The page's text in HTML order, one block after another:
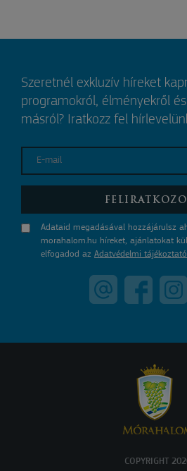
Szeretnél exkluzív híreket
programokról, élményekről
másról? Iratkozz fel
E-mail
Adataid megadásával hozzájárulsz
morahalom.hu híreket, ajánlatokat
elfogadod az Adatvédelmi
COPYRIGHT